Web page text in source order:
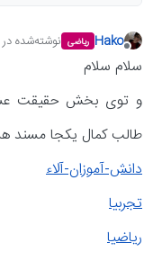
آفلاین
Hako ریاضی نوشته‌شده در
آخرین
سلام سلام
و توی بخش حقیقت
طالب کمال یکجا مسند
دانش-آموزان-آلاء
تجربیا
ریاضیا